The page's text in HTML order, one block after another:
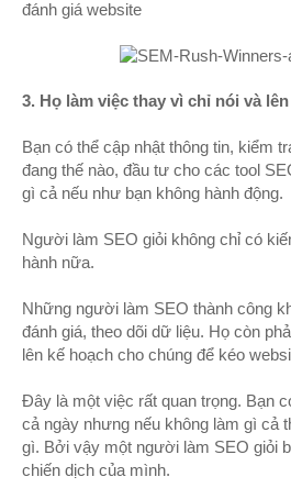
đánh giá website
3. Họ làm việc thay vì chỉ nói và
Bạn có thể cập nhật thông tin, kiểm
đang thế nào, đầu tư cho các tool
gì cả nếu như bạn không hành động.
Người làm SEO giỏi không chỉ có
hành nữa.
Những người làm SEO thành công
đánh giá, theo dõi dữ liệu. Họ còn
lên kế hoạch cho chúng để kéo
Đây là một việc rất quan trọng. Bạn
cả ngày nhưng nếu không làm gì cả
gì. Bởi vậy một người làm SEO giỏi
chiến dịch của mình.